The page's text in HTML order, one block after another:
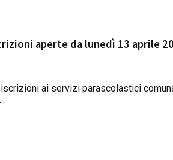
aperte da lunedì 13 aprile
ai servizi parascolastici